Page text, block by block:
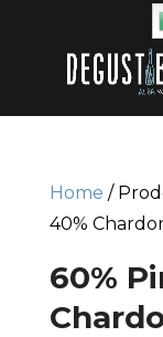
Home /
40%
60%